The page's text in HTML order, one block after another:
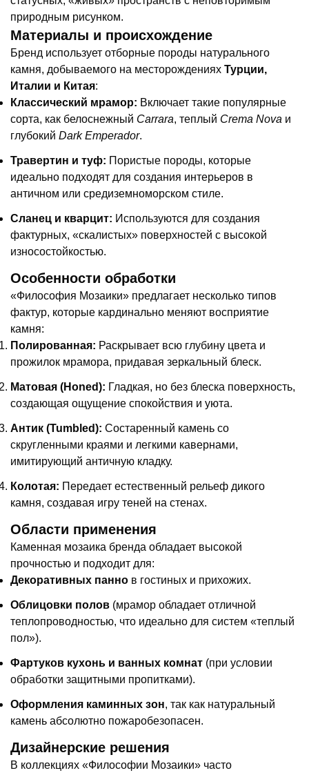
природным рисунком.
Материалы и происхождение
Бренд использует отборные породы натурального
камня, добываемого на месторождениях Турции,
Италии и Китая:
Классический мрамор: Включает такие популярные
сорта, как белоснежный Carrara, теплый Crema Nova и
глубокий Dark Emperador.
Травертин и туф: Пористые породы, которые
идеально подходят для создания интерьеров в
античном или средиземноморском стиле.
Сланец и кварцит: Используются для создания
фактурных, «скалистых» поверхностей с высокой
износостойкостью.
Особенности обработки
«Философия Мозаики» предлагает несколько типов
фактур, которые кардинально меняют восприятие
камня:
Полированная: Раскрывает всю глубину цвета и
прожилок мрамора, придавая зеркальный блеск.
Матовая (Honed): Гладкая, но без блеска поверхность,
создающая ощущение спокойствия и уюта.
Антик (Tumbled): Состаренный камень со
скругленными краями и легкими кавернами,
имитирующий античную кладку.
Колотая: Передает естественный рельеф дикого
камня, создавая игру теней на стенах.
Области применения
Каменная мозаика бренда обладает высокой
прочностью и подходит для:
Декоративных панно в гостиных и прихожих.
Облицовки полов (мрамор обладает отличной
теплопроводностью, что идеально для систем «теплый
пол»).
Фартуков кухонь и ванных комнат (при условии
обработки защитными пропитками).
Оформления каминных зон, так как натуральный
камень абсолютно пожаробезопасен.
Дизайнерские решения
В коллекциях «Философии Мозаики» часто